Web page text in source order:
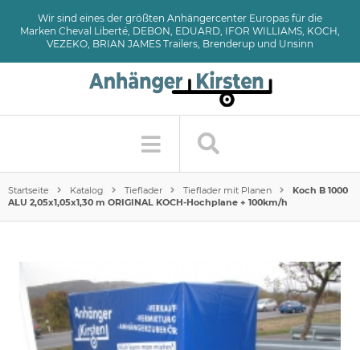
Wir sind eines der größten Anhängercenter Europas für die
Marken Cheval Liberté, DEBON, EDUARD, IFOR WILLIAMS, KOCH,
VEZEKO, BRIAN JAMES Trailers, Brenderup und Unsinn
Startseite Katalog Tieflader Tieflader mit Planen
Koch B 1000
ALU 2,05x1,05x1,30 m ORIGINAL KOCH-Hochplane + 100km/h